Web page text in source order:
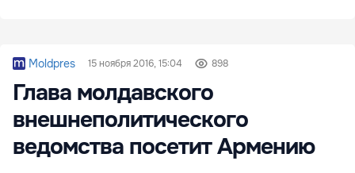
Moldpres 15 ноября 2016, 15:04 898
Глава молдавского
внешнеполитического
ведомства посетит Армению